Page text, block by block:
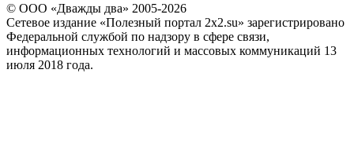
© ООО «Дважды два» 2005-2026
Сетевое издание «Полезный портал 2x2.su» зарегистрировано
Федеральной службой по надзору в сфере связи,
информационных технологий и массовых коммуникаций 13
июля 2018 года.